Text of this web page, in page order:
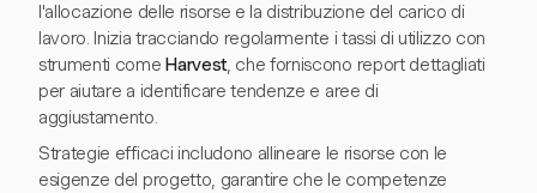
l'allocazione delle risorse e la distribuzione del carico di
lavoro. Inizia tracciando regolarmente i tassi di utilizzo con
strumenti comeHarvest, che forniscono report dettagliati
per aiutare a identificare tendenze e aree di
aggiustamento.
Strategie efficaci includono allineare le risorse con le
esigenze del progetto, garantire che le competenze